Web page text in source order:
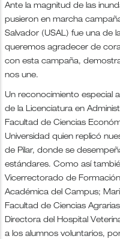
Ante la magnitud de las
pusieron en marcha
Salvador (USAL) fue una de
queremos agradecer de
con esta campaña,
nos une.
Un reconocimiento especial
de la Licenciatura en
Facultad de Ciencias
Universidad quien replicó
de Pilar, donde se
estándares. Como así
Vicerrectorado de
Académica del Campus;
Facultad de Ciencias
Directora del Hospital
a los alumnos voluntarios,